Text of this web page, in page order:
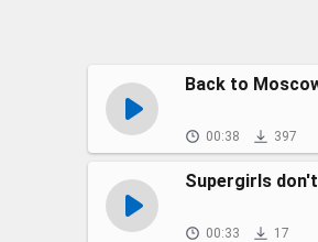
Back to
00:38 397
Supergirls
00:33 17